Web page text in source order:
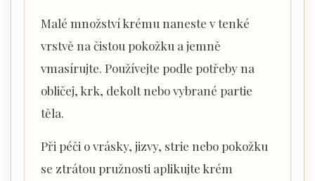
Malé množství krému naneste v tenké
vrstvě na čistou pokožku a jemně
vmasírujte. Používejte podle potřeby na
obličej, krk, dekolt nebo vybrané partie
těla.
Při péči o vrásky, jizvy, strie nebo pokožku
se ztrátou pružnosti aplikujte krém